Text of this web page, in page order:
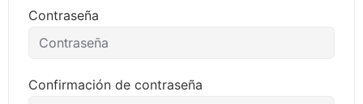
Contraseña
Confirmación de contraseña